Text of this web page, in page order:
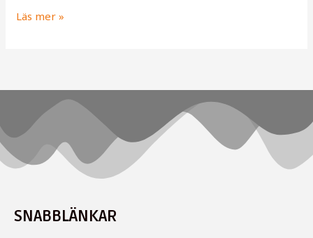
Läs mer »
SNABBLÄNKAR